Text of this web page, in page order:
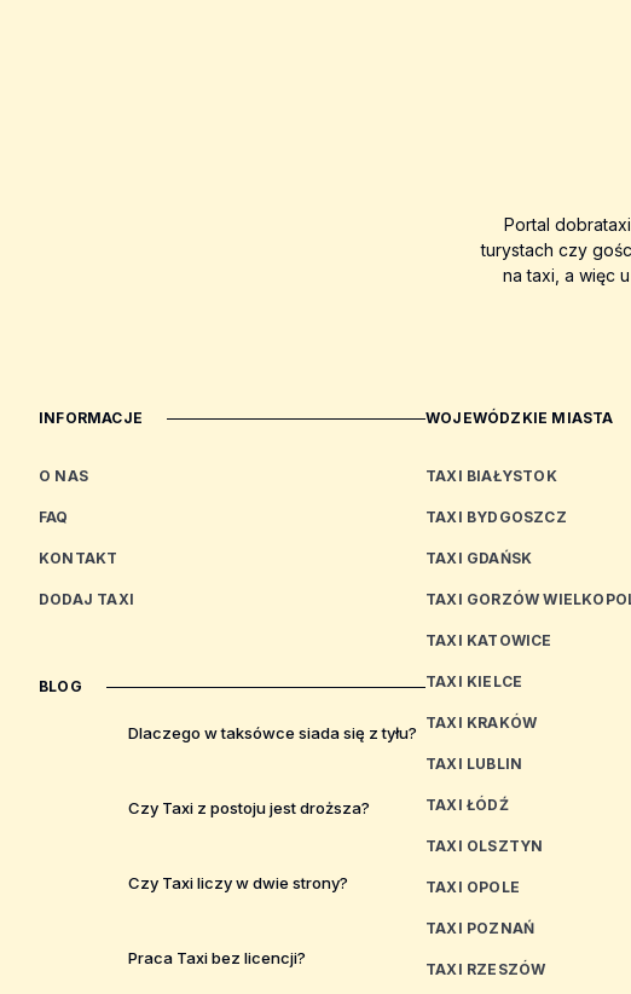
Portal
turystach czy
na taxi, a więc
INFORMACJE
O NAS
FAQ
KONTAKT
DODAJ TAXI
BLOG
Dlaczego w taksówce siada się z tyłu?
Czy Taxi z postoju jest droższa?
Czy Taxi liczy w dwie strony?
Praca Taxi bez licencji?
WOJEWÓDZKIE MIASTA
TAXI BIAŁYSTOK
TAXI BYDGOSZCZ
TAXI GDAŃSK
TAXI GORZÓW
TAXI KATOWICE
TAXI KIELCE
TAXI KRAKÓW
TAXI LUBLIN
TAXI ŁÓDŹ
TAXI OLSZTYN
TAXI OPOLE
TAXI POZNAŃ
TAXI RZESZÓW